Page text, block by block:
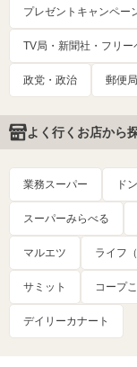
プレゼントキャンペー
TV局・新聞社・フリ
政党・政治 郵便局
よく行くお店から
業務スーパー ド
スーパーみらべる
マルエツ ライフ
サミット コープ
デイリーカナート